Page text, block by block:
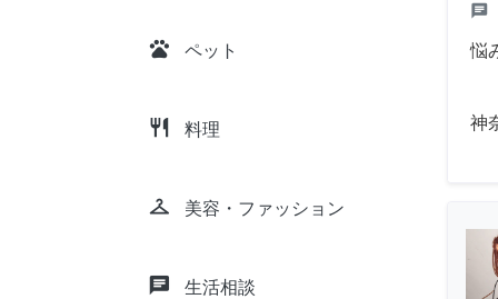
pets ペット
restaurant 料理
checkroom 美容・ファッション
chat 生活相談
chat
悩
神